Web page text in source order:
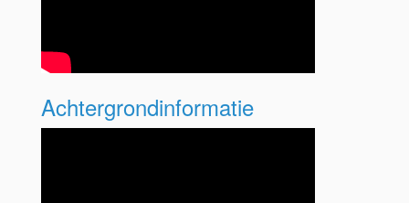
Achtergrondinformatie